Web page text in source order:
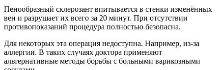
Пенообразный склерозант впитывается в стенки изменённых
вен и разрушает их всего за 20 минут. При отсутствии
противопоказаний процедура полностью безопасна.
Для некоторых эта операция недоступна. Например, из-за
аллергии. В таких случаях доктора применяют
альтернативные методы борьбы с больными варикозными